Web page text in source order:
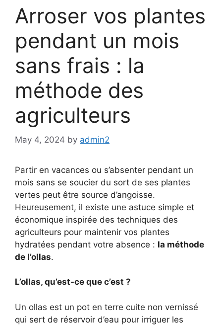
Arroser vos plantes
pendant un mois
sans frais : la
méthode des
agriculteurs
May 4, 2024 by admin2
Partir en vacances ou s’absenter pendant un
mois sans se soucier du sort de ses plantes
vertes peut être source d’angoisse.
Heureusement, il existe une astuce simple et
économique inspirée des techniques des
agriculteurs pour maintenir vos plantes
hydratées pendant votre absence : la méthode
de l’ollas.
L’ollas, qu’est-ce que c’est ?
Un ollas est un pot en terre cuite non vernissé
qui sert de réservoir d’eau pour irriguer les